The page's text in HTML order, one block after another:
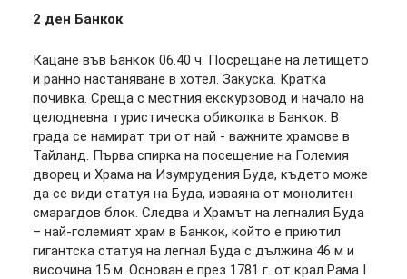
2 ден Банкок
Кацане във Банкок 06.40 ч. Посрещане на летището
и ранно настаняване в хотел. Закуска. Кратка
почивка. Среща с местния екскурзовод и начало на
целодневна туристическа обиколка в Банкок. В
града се намират три от най - важните храмове в
Тайланд. Първа спирка на посещение на Големия
дворец и Храма на Изумрудения Буда, където може
да се види статуя на Буда, изваяна от монолитен
смарагдов блок. Следва и Храмът на легналия Буда
– най-големият храм в Банкок, който е приютил
гигантска статуя на легнал Буда с дължина 46 м и
височина 15 м. Основан е през 1781 г. от крал Рама I